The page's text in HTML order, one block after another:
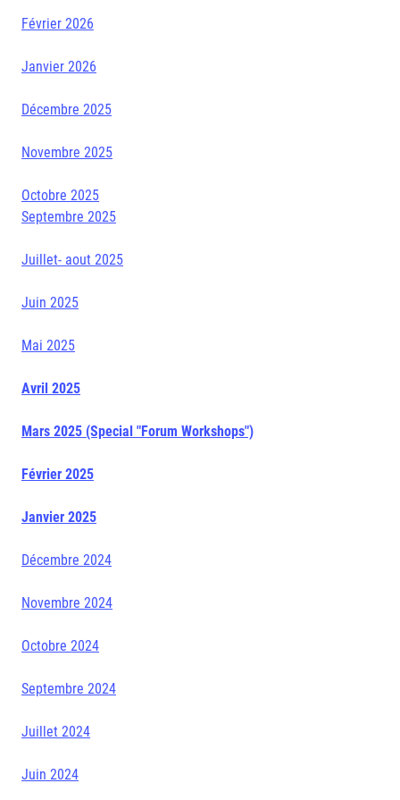
Février 2026
Janvier 2026
Décembre 2025
Novembre 2025
Octobre 2025
Septembre 2025
Juillet- aout 2025
Juin 2025
Mai 2025
Avril 2025
Mars 2025 (Special "Forum Workshops")
Février 2025
Janvier 2025
Décembre 2024
Novembre 2024
Octobre 2024
Septembre 2024
Juillet 2024
Juin 2024